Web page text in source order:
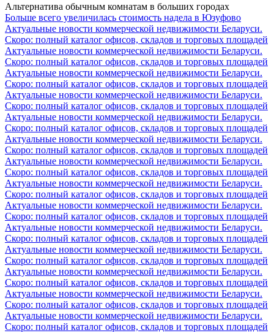
Альтернатива обычным комнатам в больших городах
Больше всего увеличилась стоимость надела в Юзуфово
Актуальные новости коммерческой недвижимости Беларуси.
Скоро: полный каталог офисов, складов и торговых площадей
Актуальные новости коммерческой недвижимости Беларуси.
Скоро: полный каталог офисов, складов и торговых площадей
Актуальные новости коммерческой недвижимости Беларуси.
Скоро: полный каталог офисов, складов и торговых площадей
Актуальные новости коммерческой недвижимости Беларуси.
Скоро: полный каталог офисов, складов и торговых площадей
Актуальные новости коммерческой недвижимости Беларуси.
Скоро: полный каталог офисов, складов и торговых площадей
Актуальные новости коммерческой недвижимости Беларуси.
Скоро: полный каталог офисов, складов и торговых площадей
Актуальные новости коммерческой недвижимости Беларуси.
Скоро: полный каталог офисов, складов и торговых площадей
Актуальные новости коммерческой недвижимости Беларуси.
Скоро: полный каталог офисов, складов и торговых площадей
Актуальные новости коммерческой недвижимости Беларуси.
Скоро: полный каталог офисов, складов и торговых площадей
Актуальные новости коммерческой недвижимости Беларуси.
Скоро: полный каталог офисов, складов и торговых площадей
Актуальные новости коммерческой недвижимости Беларуси.
Скоро: полный каталог офисов, складов и торговых площадей
Актуальные новости коммерческой недвижимости Беларуси.
Скоро: полный каталог офисов, складов и торговых площадей
Актуальные новости коммерческой недвижимости Беларуси.
Скоро: полный каталог офисов, складов и торговых площадей
Актуальные новости коммерческой недвижимости Беларуси.
Скоро: полный каталог офисов, складов и торговых площадей